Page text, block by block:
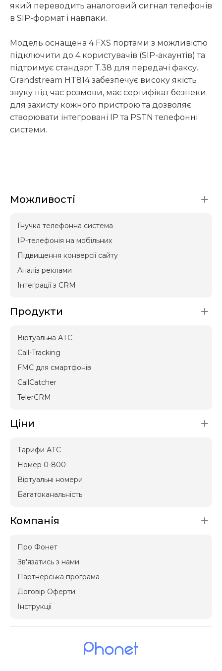
який переводить аналоговий сигнал телефонів
в SIP-формат і навпаки.
Модель оснащена 4 FXS портами з можливістю
підключити до 4 користувачів (SIP-акаунтів) та
підтримує стандарт T.38 для передачі факсу.
Grandstream HT814 забезпечує високу якість
звуку під час розмови, має сертифікат безпеки
для захисту кожного пристрою та дозволяє
створювати інтегровані IP та PSTN телефонні
системи.
Можливості
Гнучка телефонна система
IP-телефонія на мобільних
Підвищення конверсії сайту
Аналіз реклами
Інтеграції з CRM
Продукти
Віртуальна АТС
Call-Tracking
FMC для смартфонів
CallCatcher
TelerCRM
Ціни
Тарифи АТС
Номер 0-800
Віртуальні номери
Багатоканальність
Компанія
Про Фонет
Зв'язатись з нами
Партнерська програма
Договір Оферти
Інструкції